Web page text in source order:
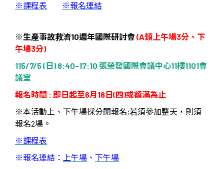
※課程表
※報名連結
※生產事故救濟10週年國際研討會(A類上午場3分、下
午場3分)
115/7/5 (日) 8:40-17:10 張榮發國際會議中心11樓1101會
議室
報名時間 : 即日起至6月18日(四)或額滿為止
※本活動上、下午場採分開報名;若須參加整天，則須
報名2場。
※課程表
※報名連結： 上午場 、 下午場